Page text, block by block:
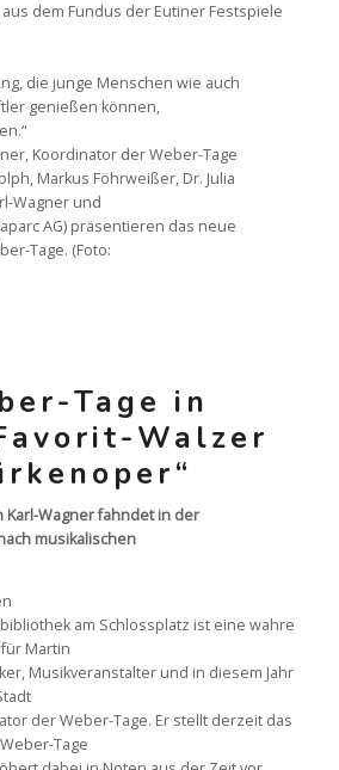
dem Fundus der Eutiner Festspiele
die junge Menschen wie auch
genießen können,
Koordinator der Weber-Tage
Markus Föhrweißer, Dr. Julia
Wagner und
AG) präsentieren das neue
Tage. (Foto:
Tage in
Walzer
Karl-Wagner fahndet in der
musikalischen
am Schlossplatz ist eine wahre
Martin
Musikveranstalter und in diesem Jahr
der Weber-Tage. Er stellt derzeit das
Tage